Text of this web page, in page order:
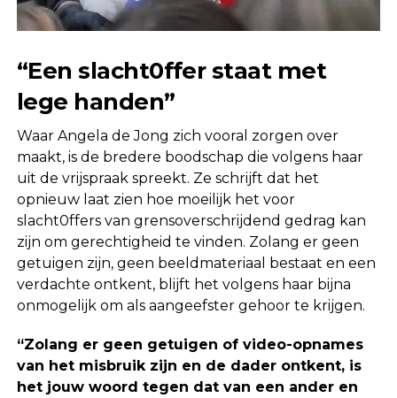
“Een slacht0ffer staat met
lege handen”
Waar Angela de Jong zich vooral zorgen over
maakt, is de bredere boodschap die volgens haar
uit de vrijspraak spreekt. Ze schrijft dat het
opnieuw laat zien hoe moeilijk het voor
slacht0ffers van grensoverschrijdend gedrag kan
zijn om gerechtigheid te vinden. Zolang er geen
getuigen zijn, geen beeldmateriaal bestaat en een
verdachte ontkent, blijft het volgens haar bijna
onmogelijk om als aangeefster gehoor te krijgen.
“Zolang er geen getuigen of video-opnames
van het misbruik zijn en de dader ontkent, is
het jouw woord tegen dat van een ander en